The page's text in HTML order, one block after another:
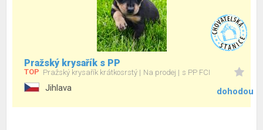
Pražský krysařík s PP
TOP Pražský krysařík krátkosrstý Na prodej s PP FCI
Jihlava dohodou